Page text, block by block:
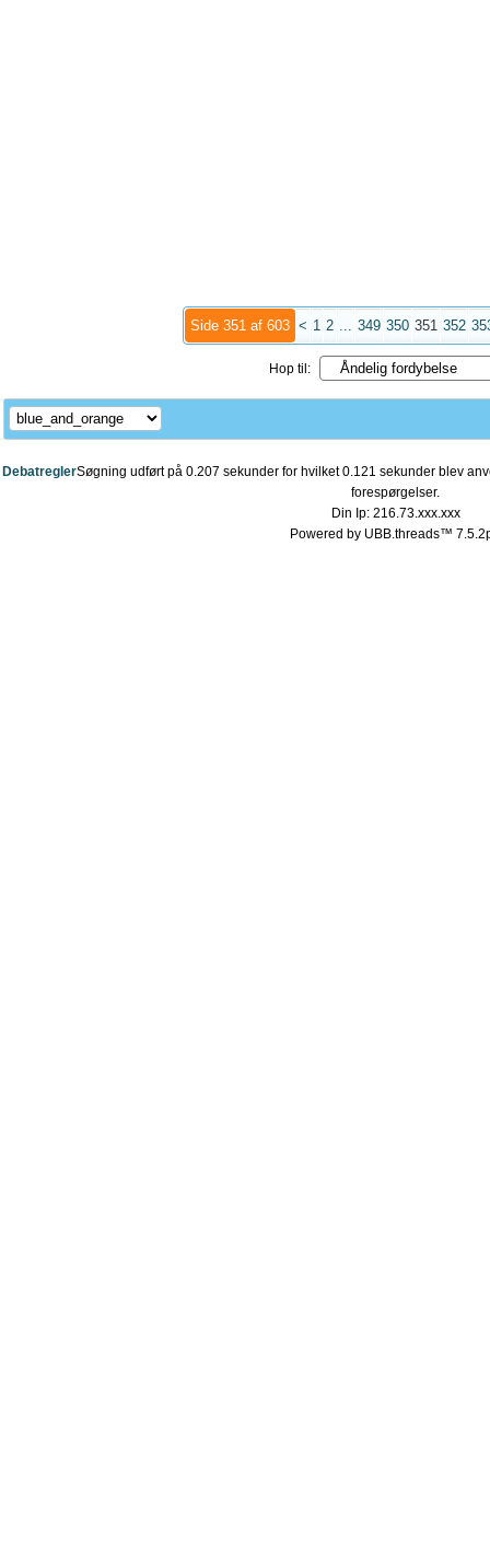
Side 351 af 603 < 1 2 ... 349 350 351 352
Hop til:
DebatreglerSøgning udført på 0.207 sekunder for hvilket 0.121 sekunder blev
forespørgelser.
Din Ip: 216.73.xxx.xxx
Powered by UBB.threads™